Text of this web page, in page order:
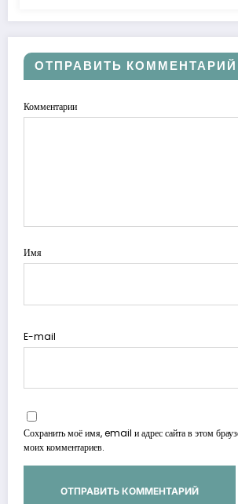
ОТПРАВИТЬ КОММЕНТАРИЙ
Комментарии
Имя
E-mail
Сохранить моё имя, email и адрес сайта в этом
моих комментариев.